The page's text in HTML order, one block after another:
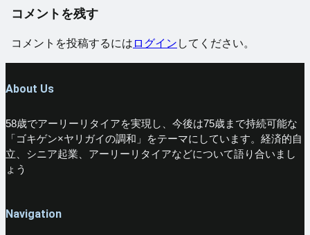
コメントを残す
コメントを投稿するには ログイン してください。
About Us
58歳でアーリーリタイアを実現し、今後は75歳まで持続可能な
「ゴキゲン×ヤリガイの調和」をテーマにしています。経済的自
立、シニア起業、アーリーリタイアなどについて語り合いまし
ょう
Navigation